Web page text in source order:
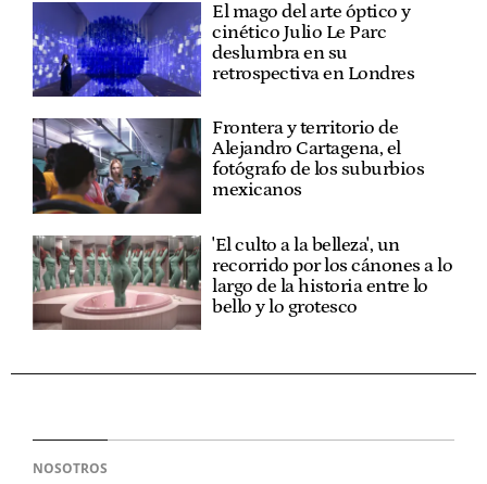
El mago del arte óptico y
cinético Julio Le Parc
deslumbra en su
retrospectiva en Londres
Frontera y territorio de
Alejandro Cartagena, el
fotógrafo de los suburbios
mexicanos
'El culto a la belleza', un
recorrido por los cánones a lo
largo de la historia entre lo
bello y lo grotesco
NOSOTROS